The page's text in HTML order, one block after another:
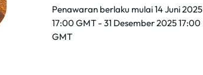
Penawaran berlaku mulai 14 Juni 2025
17:00 GMT - 31 Desember 2025 17:00
GMT